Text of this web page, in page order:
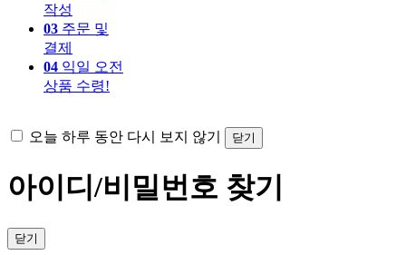
작성
03 주문 및
결제
04 익일 오전
상품 수령!
오늘 하루 동안 다시 보지 않기 닫기
아이디/비밀번호 찾기
닫기